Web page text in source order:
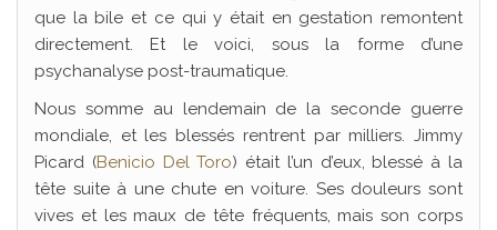
que la bile et ce qui y était en gestation remontent
directement. Et le voici, sous la forme d’une
psychanalyse post-traumatique.
Nous somme au lendemain de la seconde guerre
mondiale, et les blessés rentrent par milliers. Jimmy
Picard (Benicio Del Toro) était l’un d’eux, blessé à la
tête suite à une chute en voiture. Ses douleurs sont
vives et les maux de tête fréquents, mais son corps